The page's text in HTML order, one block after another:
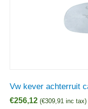
Vw kever achterruit
€256,12 (€309,91 inc tax)